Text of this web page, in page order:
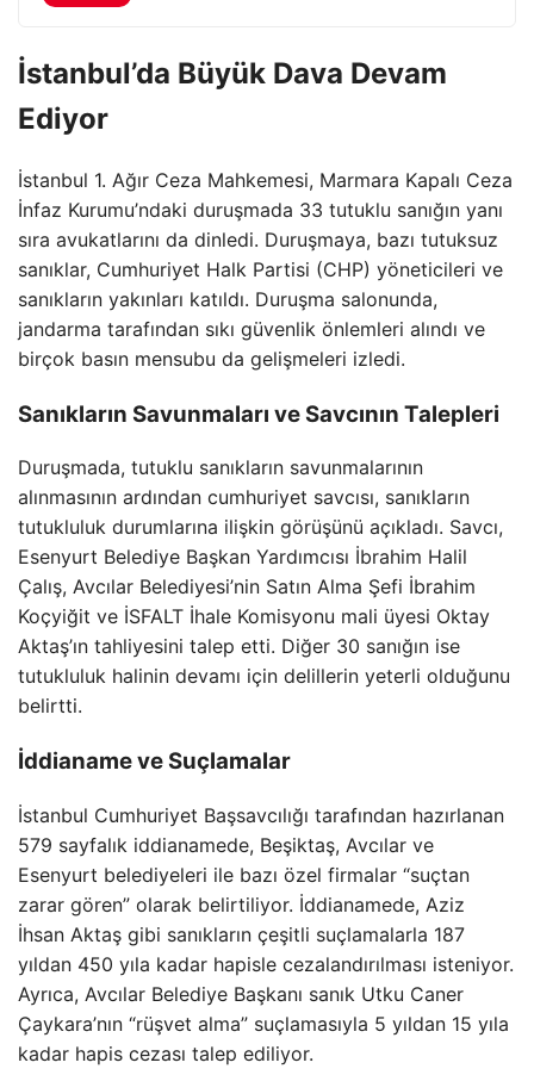
İstanbul’da Büyük Dava Devam
Ediyor
İstanbul 1. Ağır Ceza Mahkemesi, Marmara Kapalı Ceza
İnfaz Kurumu’ndaki duruşmada 33 tutuklu sanığın yanı
sıra avukatlarını da dinledi. Duruşmaya, bazı tutuksuz
sanıklar, Cumhuriyet Halk Partisi (CHP) yöneticileri ve
sanıkların yakınları katıldı. Duruşma salonunda,
jandarma tarafından sıkı güvenlik önlemleri alındı ve
birçok basın mensubu da gelişmeleri izledi.
Sanıkların Savunmaları ve Savcının Talepleri
Duruşmada, tutuklu sanıkların savunmalarının
alınmasının ardından cumhuriyet savcısı, sanıkların
tutukluluk durumlarına ilişkin görüşünü açıkladı. Savcı,
Esenyurt Belediye Başkan Yardımcısı İbrahim Halil
Çalış, Avcılar Belediyesi’nin Satın Alma Şefi İbrahim
Koçyiğit ve İSFALT İhale Komisyonu mali üyesi Oktay
Aktaş’ın tahliyesini talep etti. Diğer 30 sanığın ise
tutukluluk halinin devamı için delillerin yeterli olduğunu
belirtti.
İddianame ve Suçlamalar
İstanbul Cumhuriyet Başsavcılığı tarafından hazırlanan
579 sayfalık iddianamede, Beşiktaş, Avcılar ve
Esenyurt belediyeleri ile bazı özel firmalar “suçtan
zarar gören” olarak belirtiliyor. İddianamede, Aziz
İhsan Aktaş gibi sanıkların çeşitli suçlamalarla 187
yıldan 450 yıla kadar hapisle cezalandırılması isteniyor.
Ayrıca, Avcılar Belediye Başkanı sanık Utku Caner
Çaykara’nın “rüşvet alma” suçlamasıyla 5 yıldan 15 yıla
kadar hapis cezası talep ediliyor.